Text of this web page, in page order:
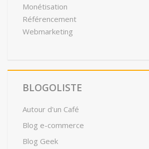
Monétisation
Référencement
Webmarketing
BLOGOLISTE
Autour d'un Café
Blog e-commerce
Blog Geek